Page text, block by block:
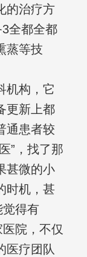
的治疗方
全都全都
蒸等技
机构，它
更新上都
通患者较
”，找了那
甚微的小
时机，甚
觉得有
院，不仅
医疗团队